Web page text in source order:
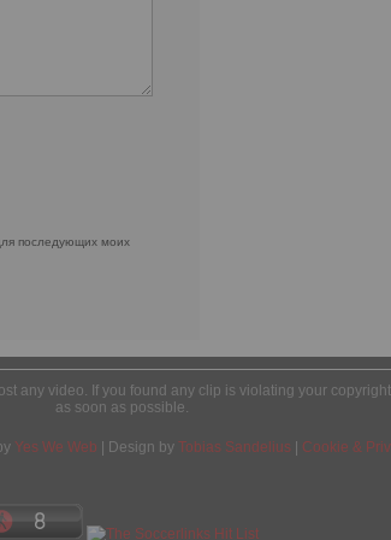
последующих моих
any video. If you found any clip is violating your
as soon as possible.
Yes We Web | Design by Tobias Sandelius Cookie &